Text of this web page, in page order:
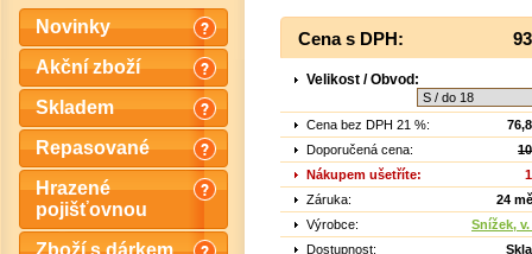
Novinky
Akční zboží
Skladem
Repasované
Hrazené
pojišťovnou
Zboží s dárkem
Cena s DPH:
Velikost / Obvod:
Cena bez DPH 21 %:
Doporučená cena:
Nákupem ušetříte:
Záruka:
24
Výrobce:
Snížek,
Dostupnost: